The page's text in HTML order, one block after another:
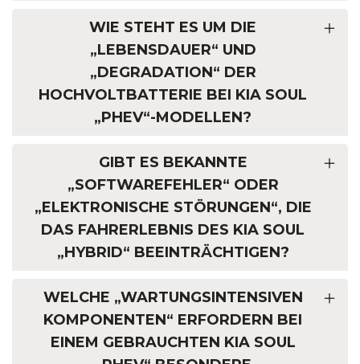
WIE STEHT ES UM DIE
„LEBENSDAUER“ UND
„DEGRADATION“ DER
HOCHVOLTBATTERIE BEI KIA SOUL
„PHEV“-MODELLEN?
GIBT ES BEKANNTE
„SOFTWAREFEHLER“ ODER
„ELEKTRONISCHE STÖRUNGEN“, DIE
DAS FAHRERLEBNIS DES KIA SOUL
„HYBRID“ BEEINTRÄCHTIGEN?
WELCHE „WARTUNGSINTENSIVEN
KOMPONENTEN“ ERFORDERN BEI
EINEM GEBRAUCHTEN KIA SOUL